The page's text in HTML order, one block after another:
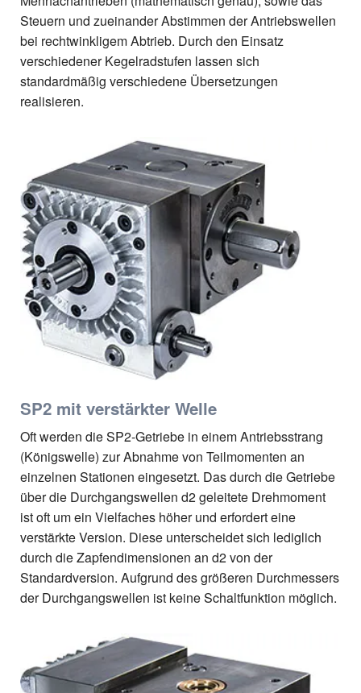
Steuern und zueinander Abstimmen der Antriebswellen
bei rechtwinkligem Abtrieb. Durch den Einsatz
verschiedener Kegelradstufen lassen sich
standardmäßig verschiedene Übersetzungen
realisieren.
SP2 mit verstärkter Welle
Oft werden die SP2-Getriebe in einem Antriebsstrang
(Königswelle) zur Abnahme von Teilmomenten an
einzelnen Stationen eingesetzt. Das durch die Getriebe
über die Durchgangswellen d2 geleitete Drehmoment
ist oft um ein Vielfaches höher und erfordert eine
verstärkte Version. Diese unterscheidet sich lediglich
durch die Zapfendimensionen an d2 von der
Standardversion. Aufgrund des größeren Durchmessers
der Durchgangswellen ist keine Schaltfunktion möglich.